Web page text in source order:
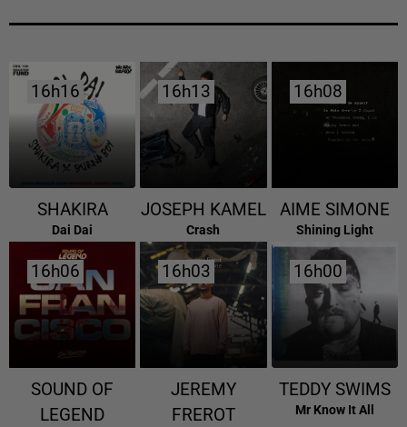
16h16
16h16
SHAKIRA
Dai Dai
16h13
16h13
JOSEPH KAMEL
Crash
16h08
16h08
AIME SIMONE
Shining Light
16h06
16h06
SOUND OF
LEGEND
16h03
16h03
JEREMY
FREROT
16h00
16h00
TEDDY SWIMS
Mr Know It All